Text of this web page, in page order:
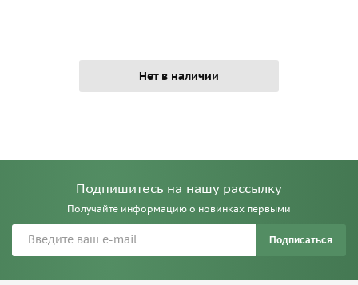
Нет в наличии
Подпишитесь на нашу рассылку
Получайте информацию о новинках первыми
Подписаться